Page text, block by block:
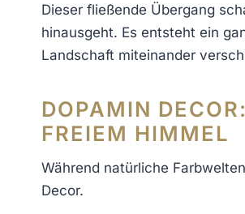
Dieser fließende Übergang
hinausgeht. Es entsteht ein
Landschaft miteinander
DOPAMIN
FREIEM HIMMEL
Während natürliche
Decor.